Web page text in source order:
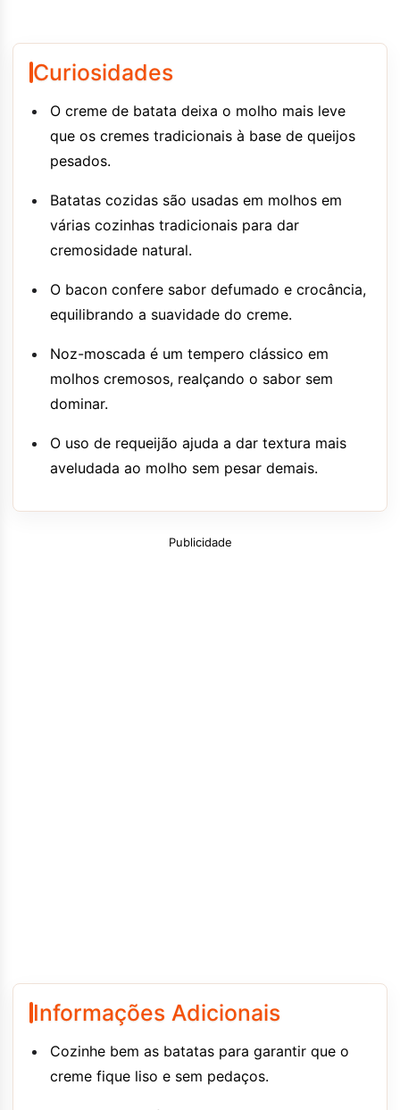
Curiosidades
O creme de batata deixa o molho mais leve
que os cremes tradicionais à base de queijos
pesados.
Batatas cozidas são usadas em molhos em
várias cozinhas tradicionais para dar
cremosidade natural.
O bacon confere sabor defumado e crocância,
equilibrando a suavidade do creme.
Noz-moscada é um tempero clássico em
molhos cremosos, realçando o sabor sem
dominar.
O uso de requeijão ajuda a dar textura mais
aveludada ao molho sem pesar demais.
Publicidade
Informações Adicionais
Cozinhe bem as batatas para garantir que o
creme fique liso e sem pedaços.